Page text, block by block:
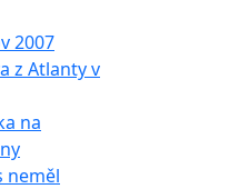
2007
z Atlanty v
na
neměl